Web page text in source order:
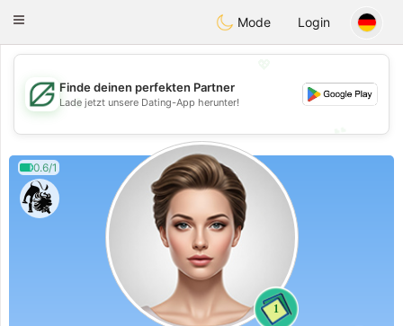
Dating
Toggle
Mode Login
💖
💕
Finde deinen perfekten Partner
Lade jetzt unsere Dating-App herunter!
0.6/1
1